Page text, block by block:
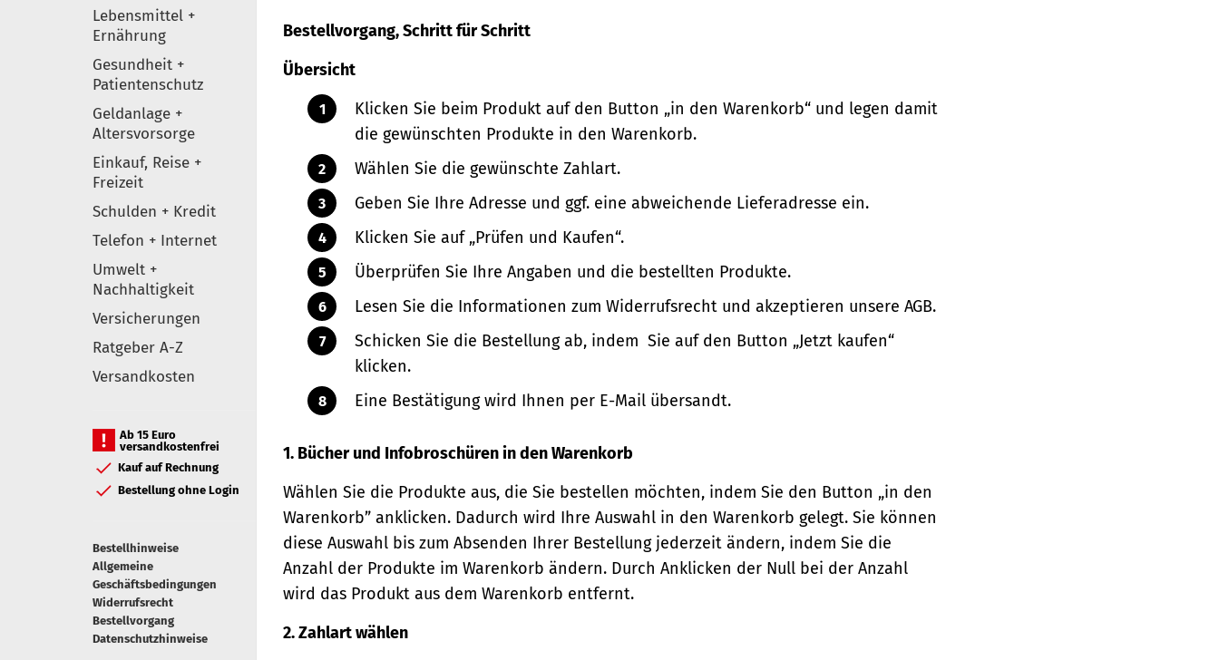
Lebensmittel +
Ernährung
Gesundheit +
Patientenschutz
Geldanlage +
Altersvorsorge
Einkauf, Reise +
Freizeit
Schulden + Kredit
Telefon + Internet
Umwelt +
Nachhaltigkeit
Versicherungen
Ratgeber A-Z
Versandkosten
Ab 15 Euro
versandkostenfrei
Kauf auf Rechnung
Bestellung ohne Login
Bestellhinweise
Allgemeine
Geschäftsbedingungen
Widerrufsrecht
Bestellvorgang
Datenschutzhinweise
Bestellvorgang, Schritt für Schritt
Übersicht
Klicken Sie beim Produkt auf den Button „in den Warenkorb“ und legen damit
die gewünschten Produkte in den Warenkorb.
Wählen Sie die gewünschte Zahlart.
Geben Sie Ihre Adresse und ggf. eine abweichende Lieferadresse ein.
Klicken Sie auf „Prüfen und Kaufen“.
Überprüfen Sie Ihre Angaben und die bestellten Produkte.
Lesen Sie die Informationen zum Widerrufsrecht und akzeptieren unsere AGB.
Schicken Sie die Bestellung ab, indem Sie auf den Button „Jetzt kaufen“
klicken.
Eine Bestätigung wird Ihnen per E-Mail übersandt.
1. Bücher und Infobroschüren in den Warenkorb
Wählen Sie die Produkte aus, die Sie bestellen möchten, indem Sie den Button „in den
Warenkorb” anklicken. Dadurch wird Ihre Auswahl in den Warenkorb gelegt. Sie können
diese Auswahl bis zum Absenden Ihrer Bestellung jederzeit ändern, indem Sie die
Anzahl der Produkte im Warenkorb ändern. Durch Anklicken der Null bei der Anzahl
wird das Produkt aus dem Warenkorb entfernt.
2. Zahlart wählen